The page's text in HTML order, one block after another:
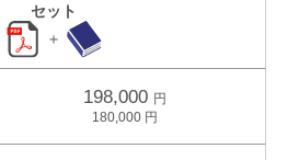
セット
＋
198,000
180,000